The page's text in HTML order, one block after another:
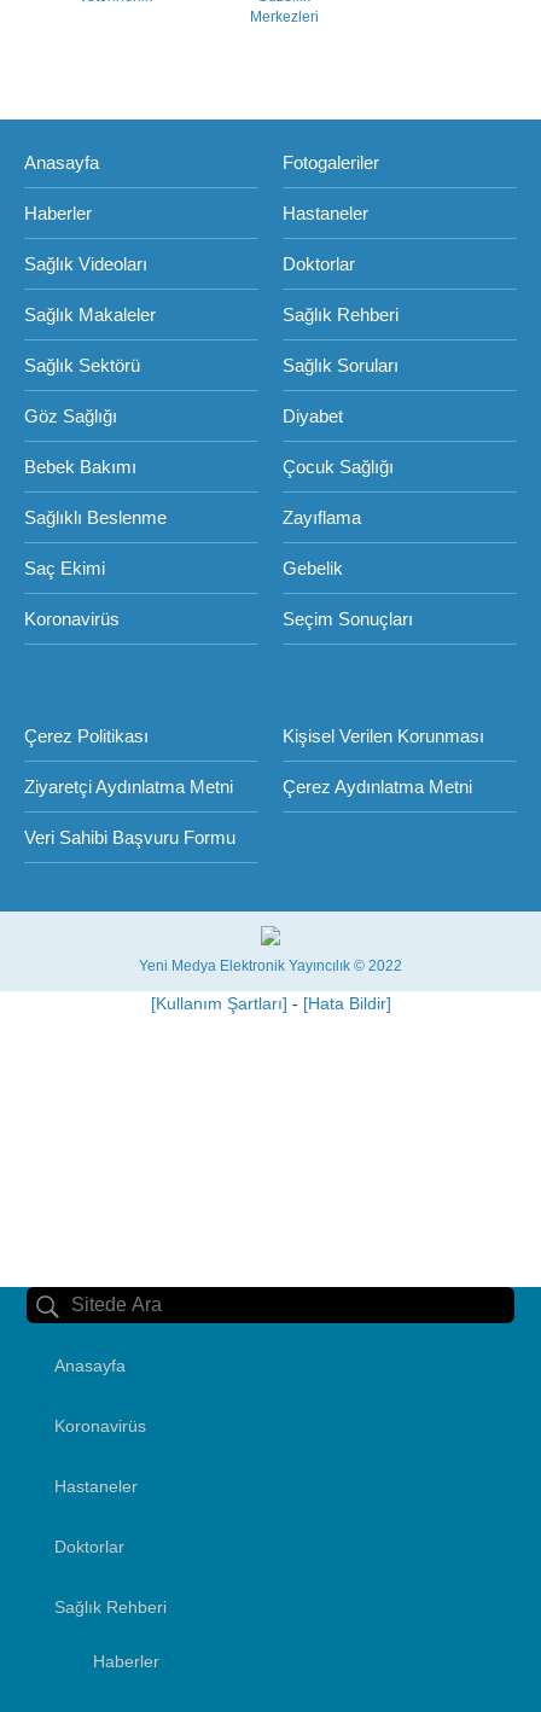
Merkezleri
Anasayfa Fotogaleriler
Haberler Hastaneler
Sağlık Videoları Doktorlar
Sağlık Makaleler Sağlık Rehberi
Sağlık Sektörü Sağlık Soruları
Göz Sağlığı Diyabet
Bebek Bakımı Çocuk Sağlığı
Sağlıklı Beslenme Zayıflama
Saç Ekimi Gebelik
Koronavirüs Seçim Sonuçları
Çerez Politikası Kişisel Verilen Korunması
Ziyaretçi Aydınlatma Metni Çerez Aydınlatma Metni
Veri Sahibi Başvuru Formu
Yeni Medya Elektronik Yayıncılık © 2022
[Kullanım Şartları] - [Hata Bildir]
Anasayfa
Koronavirüs
Hastaneler
Doktorlar
Sağlık Rehberi
Haberler